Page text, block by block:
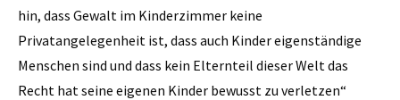
hin, dass Gewalt im Kinderzimmer keine
Privatangelegenheit ist, dass auch Kinder eigenständige
Menschen sind und dass kein Elternteil dieser Welt das
Recht hat seine eigenen Kinder bewusst zu verletzen“